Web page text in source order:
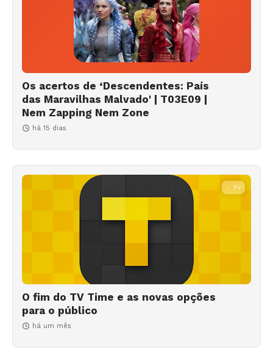
Os acertos de ‘Descendentes: País
das Maravilhas Malvado' | T03E09 |
Nem Zapping Nem Zone
há 15 dias
TV
O fim do TV Time e as novas opções
para o público
há um mês